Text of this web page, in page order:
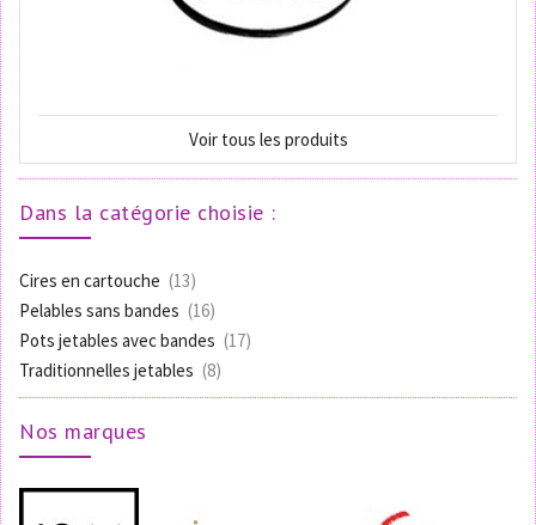
Voir tous les produits
Dans la catégorie choisie :
Cires en cartouche (13)
Pelables sans bandes (16)
Pots jetables avec bandes (17)
Traditionnelles jetables (8)
Nos marques